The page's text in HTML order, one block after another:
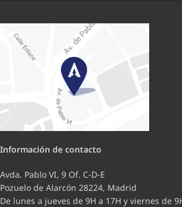
Información de contacto
Avda. Pablo VI, 9 Of. C-D-E
Pozuelo de Alarcón 28224, Madrid
De lunes a jueves de 9H a 17H y viernes de